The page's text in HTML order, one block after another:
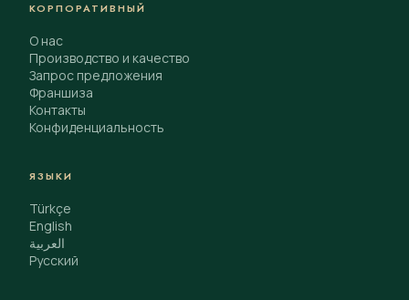
КОРПОРАТИВНЫЙ
О нас
Производство и качество
Запрос предложения
Франшиза
Контакты
Конфиденциальность
ЯЗЫКИ
Türkçe
English
العربية
Русский